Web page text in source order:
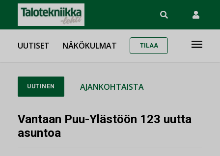
UUTISET NÄKÖKULMAT TILAA
UUTINEN AJANKOHTAISTA
Vantaan Puu-Ylästöön 123 uutta
asuntoa